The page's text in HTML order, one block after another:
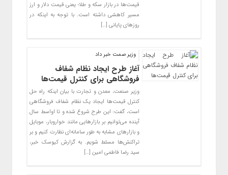
قیمت‌ها در بازار سکه و طلا؛ یعنی قیمت دلار و ارز
مسیر کاهشی داشته است. با توجه به اینکه در
روز‌های پایانی […]
وزیر صمت خبر داد
آغاز طرح ایجاد نظام شفاف
فروشگاهی برای کنترل قیمت‌ها
وزیر صنعت، معدن و تجارت با بیان اینکه راه حل
کنترل قیمت‌ها ایجاد یک نظام شفاف فروشگاهی
است، گفت: این طرح شروع شده و تا اواسط سال
آینده می‌توانیم بر بازارهایی مانند خواروبار، موبایل
و بازارهای مشابه به طور سامانه‌ای نظارت کنیم و بر
تراکنش‌ها مسلط شویم. به گزارش کیوسک خبر،
سید رضا فاطمی امین […]